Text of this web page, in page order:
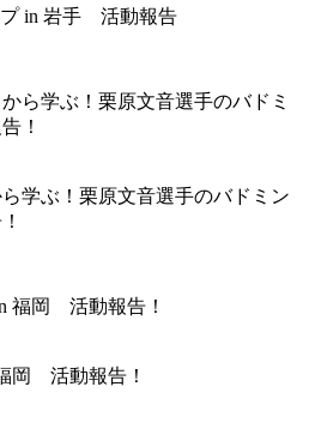
プ in 岩手 活動報告
学ぶ！栗原文音選手のバドミン
岡 活動報告！